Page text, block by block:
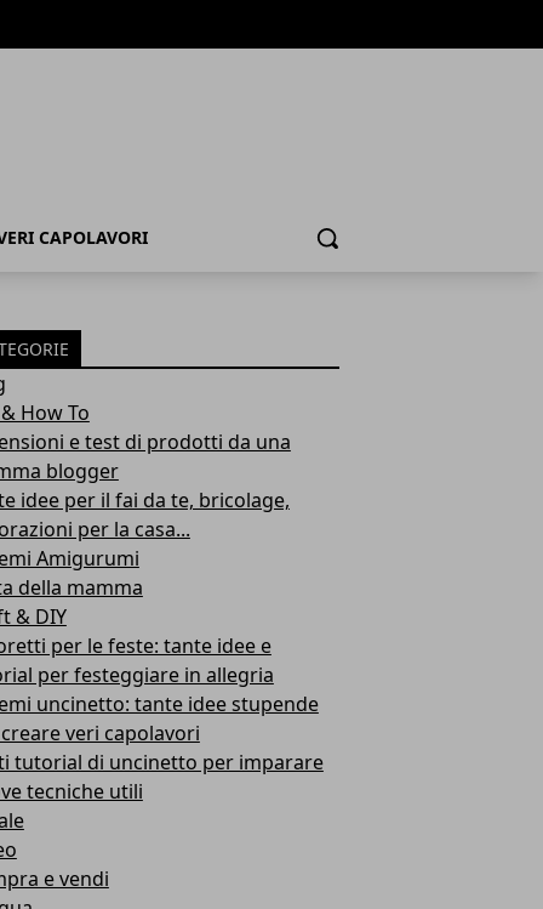
CAPOLAVORI Cerca
How To
e test di prodotti da una
blogger
idee per il fai da te, bricolage,
per la casa...
Amigurumi
della mamma
& DIY
per le feste: tante idee e
per festeggiare in allegria
uncinetto: tante idee stupende
veri capolavori
tutorial di uncinetto per imparare
tecniche utili
e vendi